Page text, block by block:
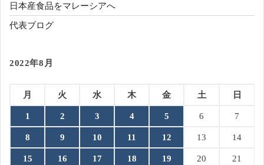
日本産食品をマレーシアへ
代表ブログ
2022年8月
月 火 水 木 金 土 日
1 2 3 4 5 6 7
8 9 10 11 12 13 14
15 16 17 18 19 20 21